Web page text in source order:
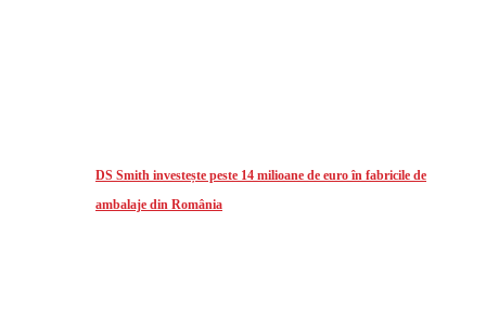
DS Smith investește peste 14 milioane de euro în fabricile de
ambalaje din România